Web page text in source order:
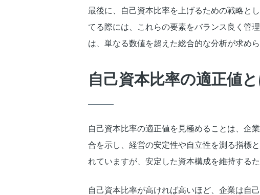
最後に、自己資本比率を上げるための戦略と
てる際には、これらの要素をバランス良く管
は、単なる数値を超えた総合的な分析が求めら
自己資本比率の適正値と
自己資本比率の適正値を見極めることは、企
合を示し、経営の安定性や自立性を測る指標
れていますが、安定した資本構成を維持する
自己資本比率が高ければ高いほど、企業は自